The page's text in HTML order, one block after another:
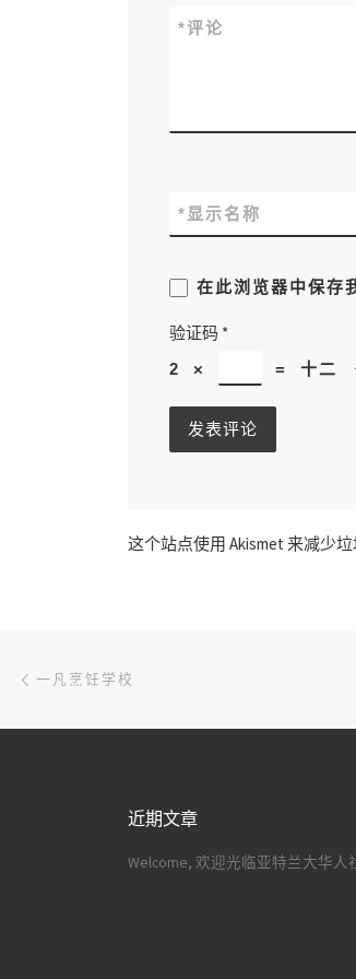
评论
*
显示名称
*
在此浏览器中保存
验证码 *
2 × = 十二
这个站点使用 Akismet 来减少垃
文章导航
一凡烹饪学校
近期文章
Welcome, 欢迎光临亚特兰大华人